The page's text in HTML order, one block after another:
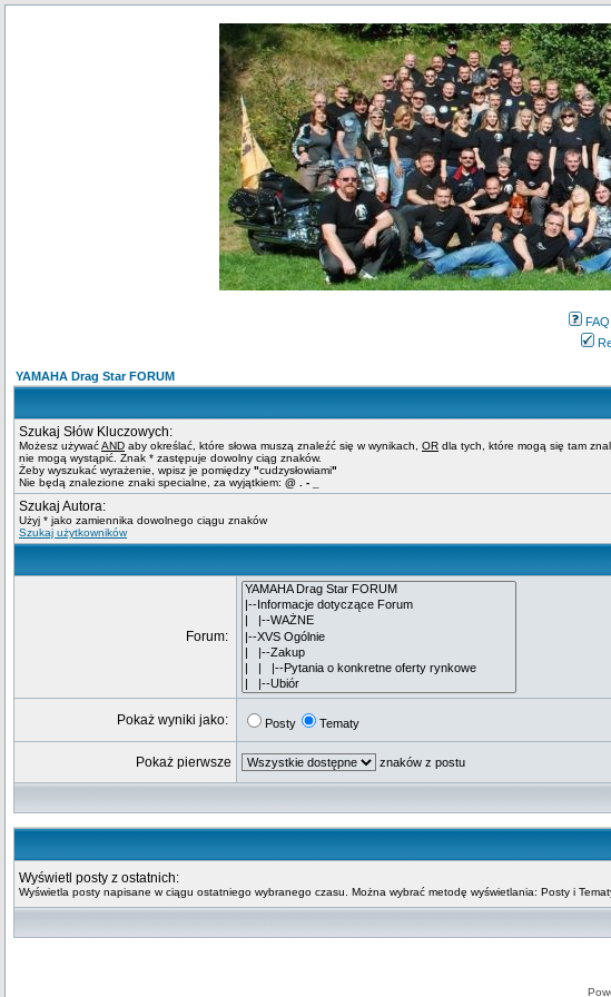
FAQ
YAMAHA Drag Star FORUM
Szukaj Słów Kluczowych:
Możesz używaćAND aby określać, które słowa muszą znaleźć się w wynikach, OR dla tych, które mogą się tam
nie mogą wystąpić. Znak * zastępuje dowolny ciąg znaków.
Żeby wyszukać wyrażenie, wpisz je pomiędzy "cudzysłowiami"
Nie będą znalezione znaki specialne, za wyjątkiem: @ . - _
Szukaj Autora:
Użyj * jako zamiennika dowolnego ciągu znaków
Szukaj użytkowników
Forum:
Pokaż wyniki jako: Posty Tematy
Pokaż pierwsze znaków z postu
Wyświetl posty z ostatnich:
Wyświetla posty napisane w ciągu ostatniego wybranego czasu. Można wybrać metodę wyświetlania: Posty i